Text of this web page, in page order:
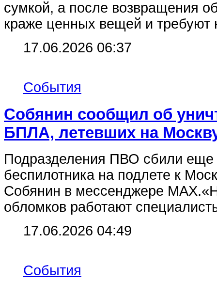
сумкой, а после возвращения
краже ценных вещей и требуют
17.06.2026 06:37
События
Собянин сообщил об
БПЛА, летевших на
Подразделения ПВО сбили еще
беспилотника на подлете к
Собянин в мессенджере
обломков работают
17.06.2026 04:49
События